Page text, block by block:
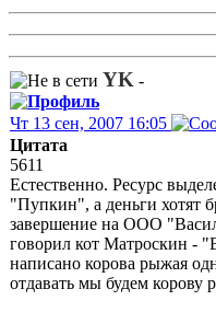
YK -
Чт 13 сен, 2007 16:05
Цитата
5611
Естественно. Ресурс
"Пупкин", а деньги хотят
завершение на ООО
говорил кот Матроскин -
написано корова рыжая
отдавать мы будем